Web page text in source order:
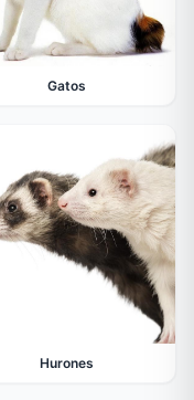
Gatos
Hurones